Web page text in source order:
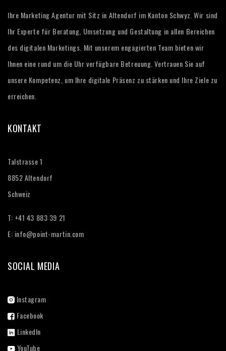
Ihre Marketing Agentur mit Sitz in Altendorf im Kanton Schwyz. Wir sind
Ihr Experte für Beratung, Umsetzung und Gestaltung in allen Bereichen
des digitalen Marketings. Mit unserem engagierten Team bieten wir
Ihnen eine rund um die Uhr verfügbare Betreuung. Vertrauen Sie auf
unsere Kompetenz, um Ihre digitale Präsenz zu stärken und Ihre Ziele zu
erreichen.
KONTAKT
Talstrasse 1
8852 Altendorf
Schweiz
T: +41 43 883 39 21‬
E: info@point-martin.com
SOCIAL MEDIA
Instagram
Facebook
LinkedIn
YouTube